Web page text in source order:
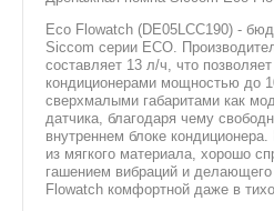
Eco Flowatch (DE05LCC190) -
Siccom серии ECO.
составляет 13 л/ч, что
кондиционерами мощностью до
сверхмалыми габаритами как
датчика, благодаря чему
внутреннем блоке
из мягкого материала, хорошо
гашением вибраций и
Flowatch комфортной даже в